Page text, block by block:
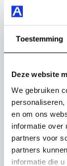
Toestemming
Deze website
We gebruiken
en om ons
informatie over
partners voor
partners
informatie die
Hybrid+ ook
direct online.
inruilauto mee
Kenteken
Wanneer
maandag
een